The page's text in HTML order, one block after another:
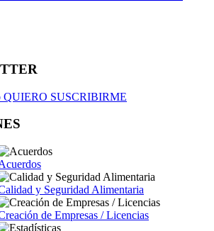
QUIERO SUSCRIBIRME
y Seguridad Alimentaria
de Empresas / Licencias